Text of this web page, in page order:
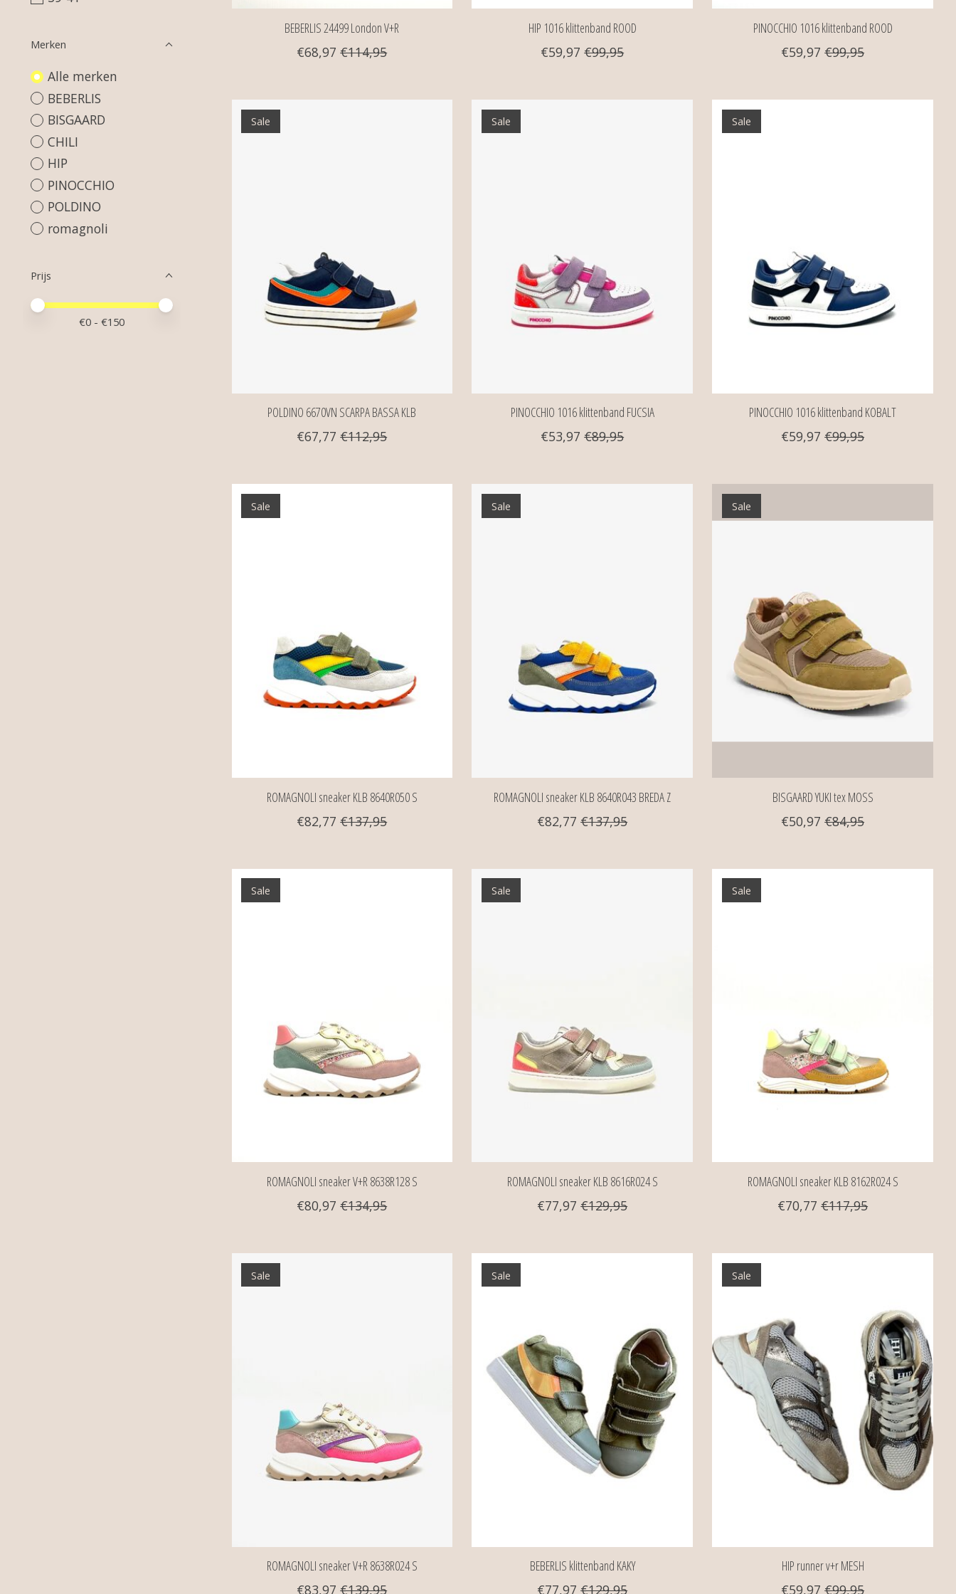
Merken
Alle merken
BEBERLIS
BISGAARD
CHILI
HIP
PINOCCHIO
POLDINO
romagnoli
Prijs
Minimale prijswaarde
Price maximum value
€0 - €150
BEBERLIS 24499 London V+R
€68,97 €114,95
HIP 1016 klittenband ROOD
€59,97 €99,95
PINOCCHIO 1016 klittenband ROOD
€59,97 €99,95
Sale
POLDINO 6670VN SCARPA BASSA KLB
€67,77 €112,95
Sale
PINOCCHIO 1016 klittenband FUCSIA
€53,97 €89,95
Sale
PINOCCHIO 1016 klittenband KOBALT
€59,97 €99,95
Sale
ROMAGNOLI sneaker KLB 8640R050 S
€82,77 €137,95
Sale
ROMAGNOLI sneaker KLB 8640R043 BREDA Z
€82,77 €137,95
Sale
BISGAARD YUKI tex MOSS
€50,97 €84,95
Sale
ROMAGNOLI sneaker V+R 8638R128 S
€80,97 €134,95
Sale
ROMAGNOLI sneaker KLB 8616R024 S
€77,97 €129,95
Sale
ROMAGNOLI sneaker KLB 8162R024 S
€70,77 €117,95
Sale
ROMAGNOLI sneaker V+R 8638R024 S
€83,97 €139,95
Sale
BEBERLIS klittenband KAKY
€77,97 €129,95
Sale
HIP runner v+r MESH
€59,97 €99,95